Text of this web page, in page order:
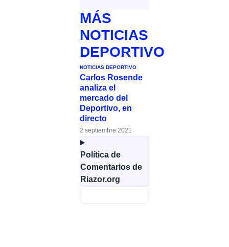
MÁS
NOTICIAS
DEPORTIVO
NOTICIAS DEPORTIVO
Carlos Rosende
analiza el
mercado del
Deportivo, en
directo
2 septiembre 2021
Política de
Comentarios de
Riazor.org